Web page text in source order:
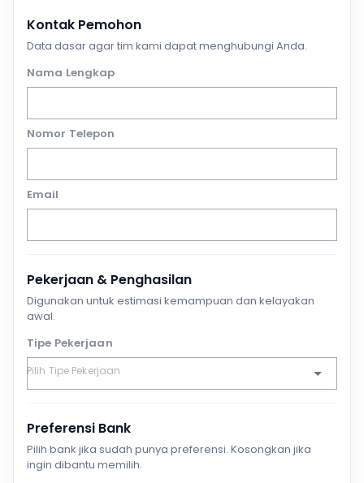
Kontak Pemohon
Data dasar agar tim kami dapat menghubungi Anda.
Nama Lengkap
Nomor Telepon
Email
Pekerjaan & Penghasilan
Digunakan untuk estimasi kemampuan dan kelayakan
awal.
Tipe Pekerjaan
Preferensi Bank
Pilih bank jika sudah punya preferensi. Kosongkan jika
ingin dibantu memilih.